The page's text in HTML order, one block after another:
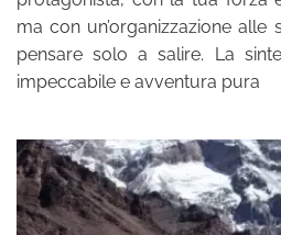
ma con un’organizzazione
pensare solo a salire. La
impeccabile e avventura pura